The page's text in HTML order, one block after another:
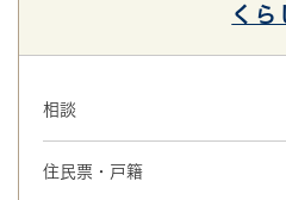
くら
相談
住民票・戸籍